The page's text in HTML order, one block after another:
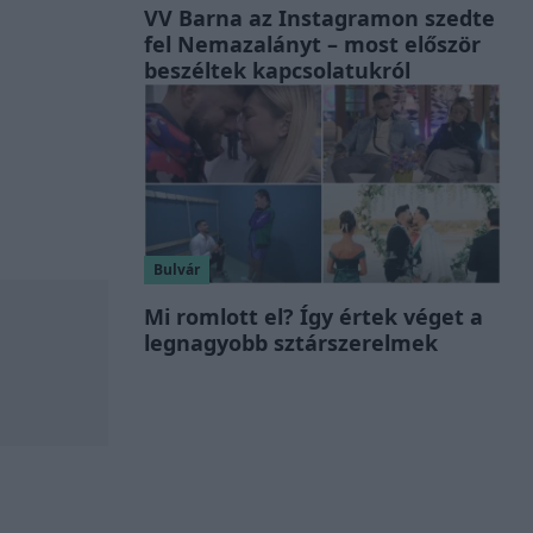
VV Barna az Instagramon szedte
fel Nemazalányt – most először
beszéltek kapcsolatukról
Bulvár
Mi romlott el? Így értek véget a
legnagyobb sztárszerelmek